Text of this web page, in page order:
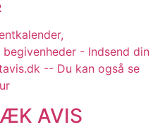
- Indsend din
-- Du kan også se
AVIS